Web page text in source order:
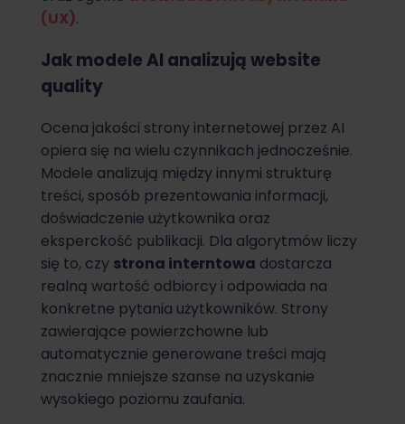
(UX).
Jak modele AI analizują website
quality
Ocena jakości strony internetowej przez AI
opiera się na wielu czynnikach jednocześnie.
Modele analizują między innymi strukturę
treści, sposób prezentowania informacji,
doświadczenie użytkownika oraz
eksperckość publikacji. Dla algorytmów liczy
się to, czy strona interntowa dostarcza
realną wartość odbiorcy i odpowiada na
konkretne pytania użytkowników. Strony
zawierające powierzchowne lub
automatycznie generowane treści mają
znacznie mniejsze szanse na uzyskanie
wysokiego poziomu zaufania.